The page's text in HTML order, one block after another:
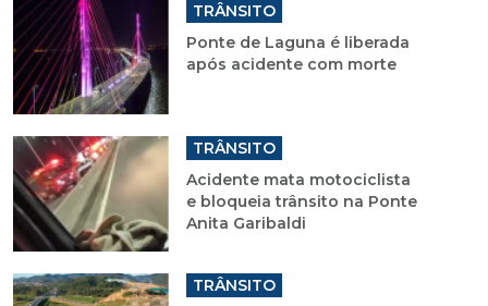
TRÂNSITO
Ponte de Laguna é liberada
após acidente com morte
TRÂNSITO
Acidente mata motociclista
e bloqueia trânsito na Ponte
Anita Garibaldi
TRÂNSITO